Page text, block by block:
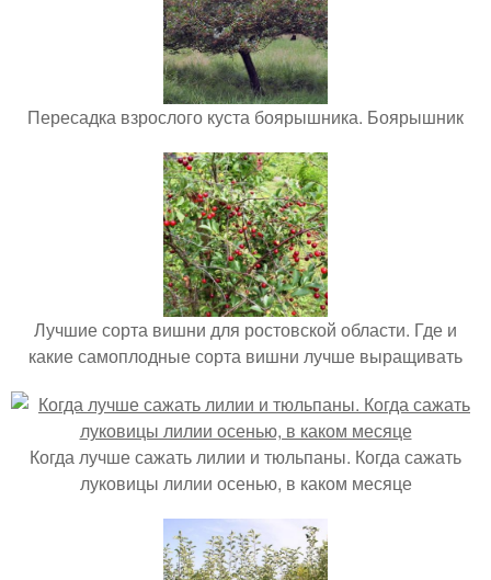
Пересадка взрослого куста боярышника. Боярышник
Лучшие сорта вишни для ростовской области. Где и
какие самоплодные сорта вишни лучше выращивать
Когда лучше сажать лилии и тюльпаны. Когда сажать
луковицы лилии осенью, в каком месяце